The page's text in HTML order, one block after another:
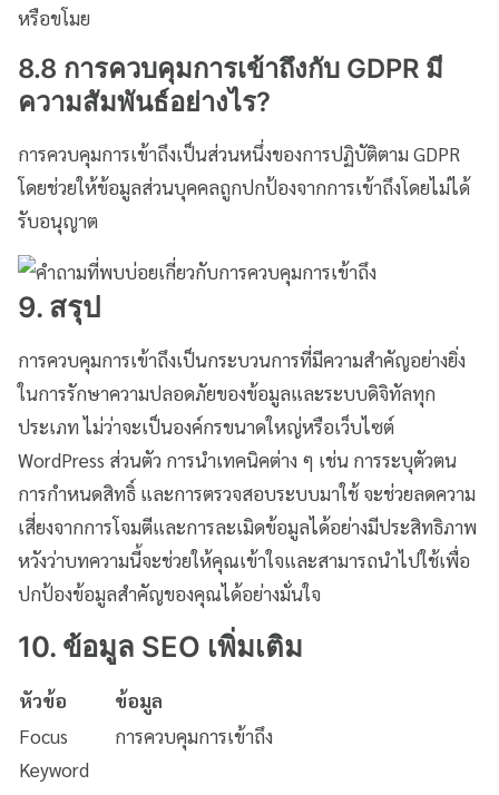
หรือขโมย
8.8 การควบคุมการเข้าถึงกับ GDPR มี
ความสัมพันธ์อย่างไร?
การควบคุมการเข้าถึงเป็นส่วนหนึ่งของการปฏิบัติตาม GDPR
โดยช่วยให้ข้อมูลส่วนบุคคลถูกปกป้องจากการเข้าถึงโดยไม่ได้
รับอนุญาต
9. สรุป
การควบคุมการเข้าถึงเป็นกระบวนการที่มีความสำคัญอย่างยิ่ง
ในการรักษาความปลอดภัยของข้อมูลและระบบดิจิทัลทุก
ประเภท ไม่ว่าจะเป็นองค์กรขนาดใหญ่หรือเว็บไซต์
WordPress ส่วนตัว การนำเทคนิคต่าง ๆ เช่น การระบุตัวตน
การกำหนดสิทธิ์ และการตรวจสอบระบบมาใช้ จะช่วยลดความ
เสี่ยงจากการโจมตีและการละเมิดข้อมูลได้อย่างมีประสิทธิภาพ
หวังว่าบทความนี้จะช่วยให้คุณเข้าใจและสามารถนำไปใช้เพื่อ
ปกป้องข้อมูลสำคัญของคุณได้อย่างมั่นใจ
10. ข้อมูล SEO เพิ่มเติม
หัวข้อ
ข้อมูล
Focus
Keyword
การควบคุมการเข้าถึง